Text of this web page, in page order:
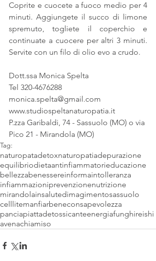
Coprite e cuocete a fuoco medio per 4
minuti. Aggiungete il succo di limone
spremuto, togliete il coperchio e
continuate a cuocere per altri 3 minuti.
Servite con un filo di olio evo a crudo.
Dott.ssa Monica Spelta
Tel 320-4676288
monica.spelta@gmail.com
www.studiospeltanaturopatia.it
P.zza Garibaldi, 74 - Sassuolo (MO) o via
Pico 21 - Mirandola (MO)
Tag:
naturopatadetoxnaturopatiadepurazione
equilibriodietaantinfiammatorieducazione
bellezzabenessereinformaintolleranza
infiammazioniprevenzionenutrizione
mirandolainsalutedimagimentosassuolo
celllitemanfiarbeneconsapevolezza
panciapiattadetossicanteenergiafunghireishi
avenachiamiso